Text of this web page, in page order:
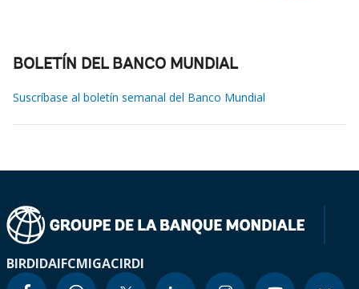
BOLETÍN DEL BANCO MUNDIAL
Suscríbase al boletín semanal del Banco Mundial
BIRDIDAIFCMIGACIRDI